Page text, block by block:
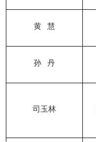
黄 慧
孙 丹
司玉林